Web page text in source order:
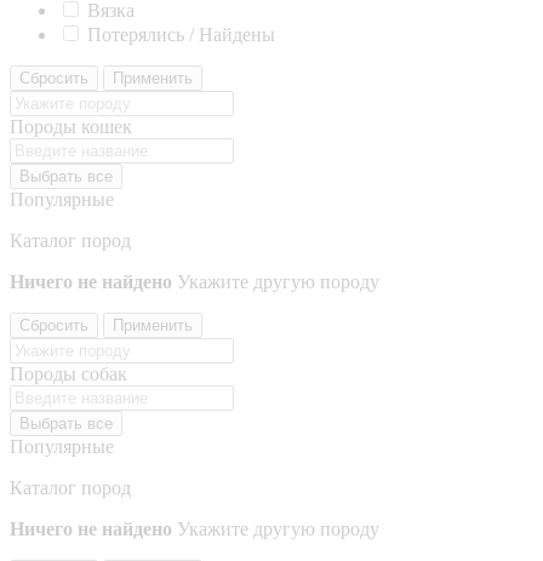
Вязка
Потерялись / Найдены
Сбросить Применить
Породы кошек
Выбрать все
Популярные
Каталог пород
Ничего не найдено Укажите другую породу
Сбросить Применить
Породы собак
Выбрать все
Популярные
Каталог пород
Ничего не найдено Укажите другую породу